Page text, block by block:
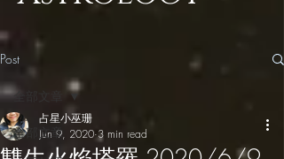
Post
全部文章
全部文章
占星小巫珊
Jun 9, 2020 3 min read